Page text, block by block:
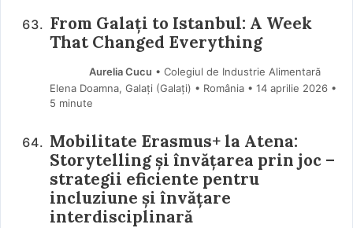
From Galați to Istanbul: A Week
That Changed Everything
Aurelia Cucu • Colegiul de Industrie Alimentară
Elena Doamna, Galați (Galaţi) • România
14 aprilie 2026 •
5 minute
Mobilitate Erasmus+ la Atena:
Storytelling și învățarea prin joc –
strategii eficiente pentru
incluziune și învățare
interdisciplinară